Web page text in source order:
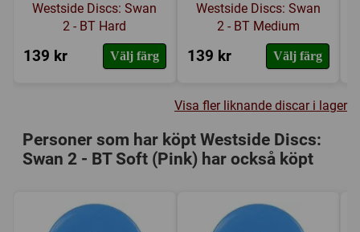
Westside Discs: Swan
2 - BT Hard
139 kr Välj färg
Westside Discs: Swan
2 - BT Medium
139 kr Välj färg
Visa fler liknande discar i lager
Personer som har köpt Westside Discs:
Swan 2 - BT Soft (Pink) har också köpt